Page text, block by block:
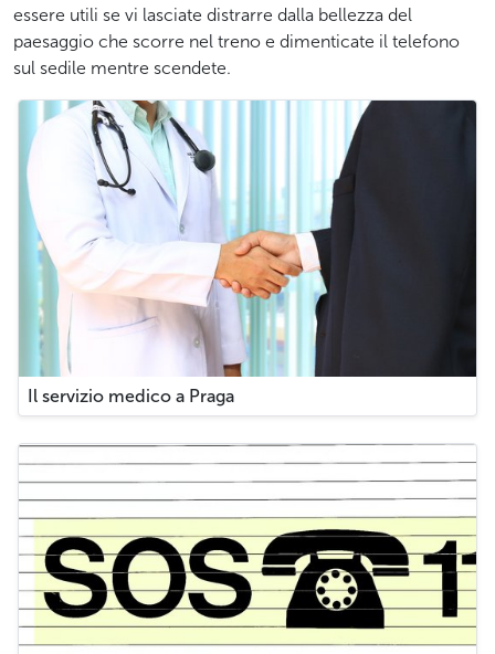
essere utili se vi lasciate distrarre dalla bellezza del
paesaggio che scorre nel treno e dimenticate il telefono
sul sedile mentre scendete.
Il servizio medico a Praga